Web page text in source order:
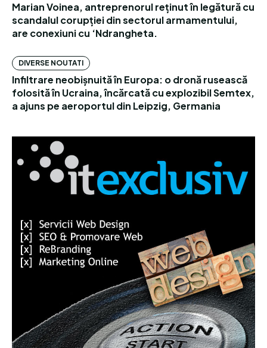
Marian Voinea, antreprenorul reținut în legătură cu
scandalul corupției din sectorul armamentului,
are conexiuni cu ‘Ndrangheta.
DIVERSE NOUTATI
Infiltrare neobișnuită în Europa: o dronă rusească
folosită în Ucraina, încărcată cu explozibil Semtex,
a ajuns pe aeroportul din Leipzig, Germania